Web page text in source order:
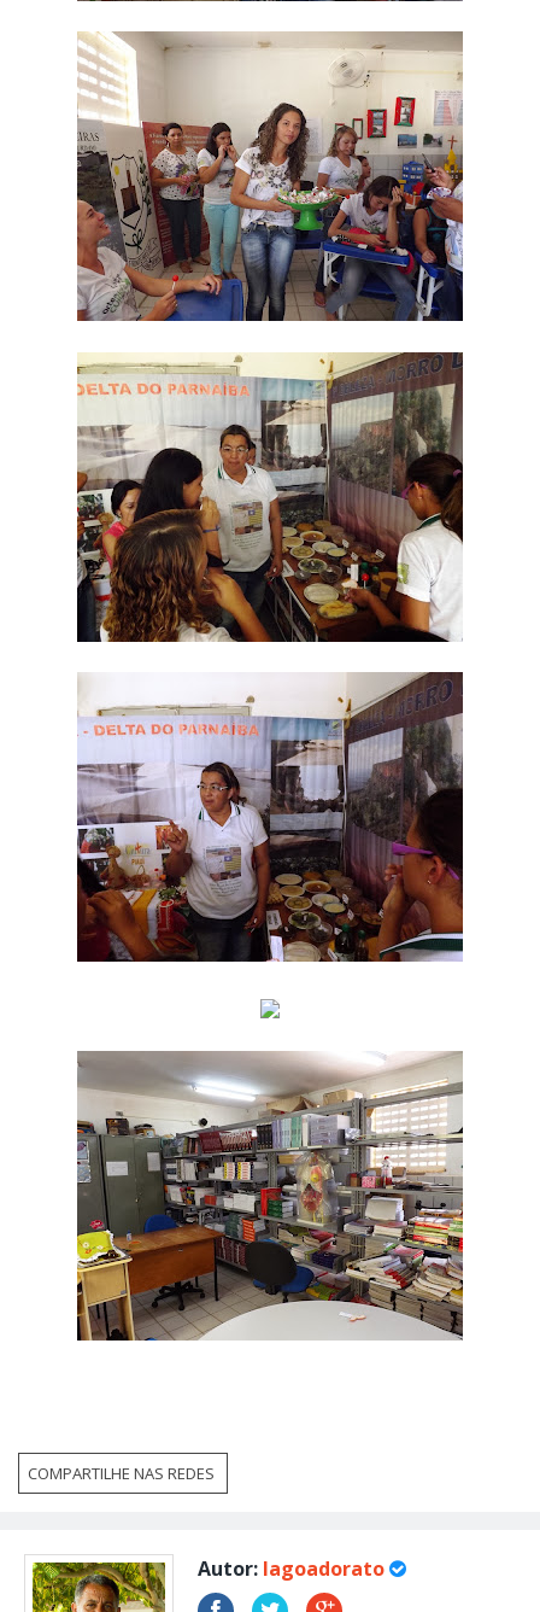
COMPARTILHE NAS REDES
Autor: lagoadorato